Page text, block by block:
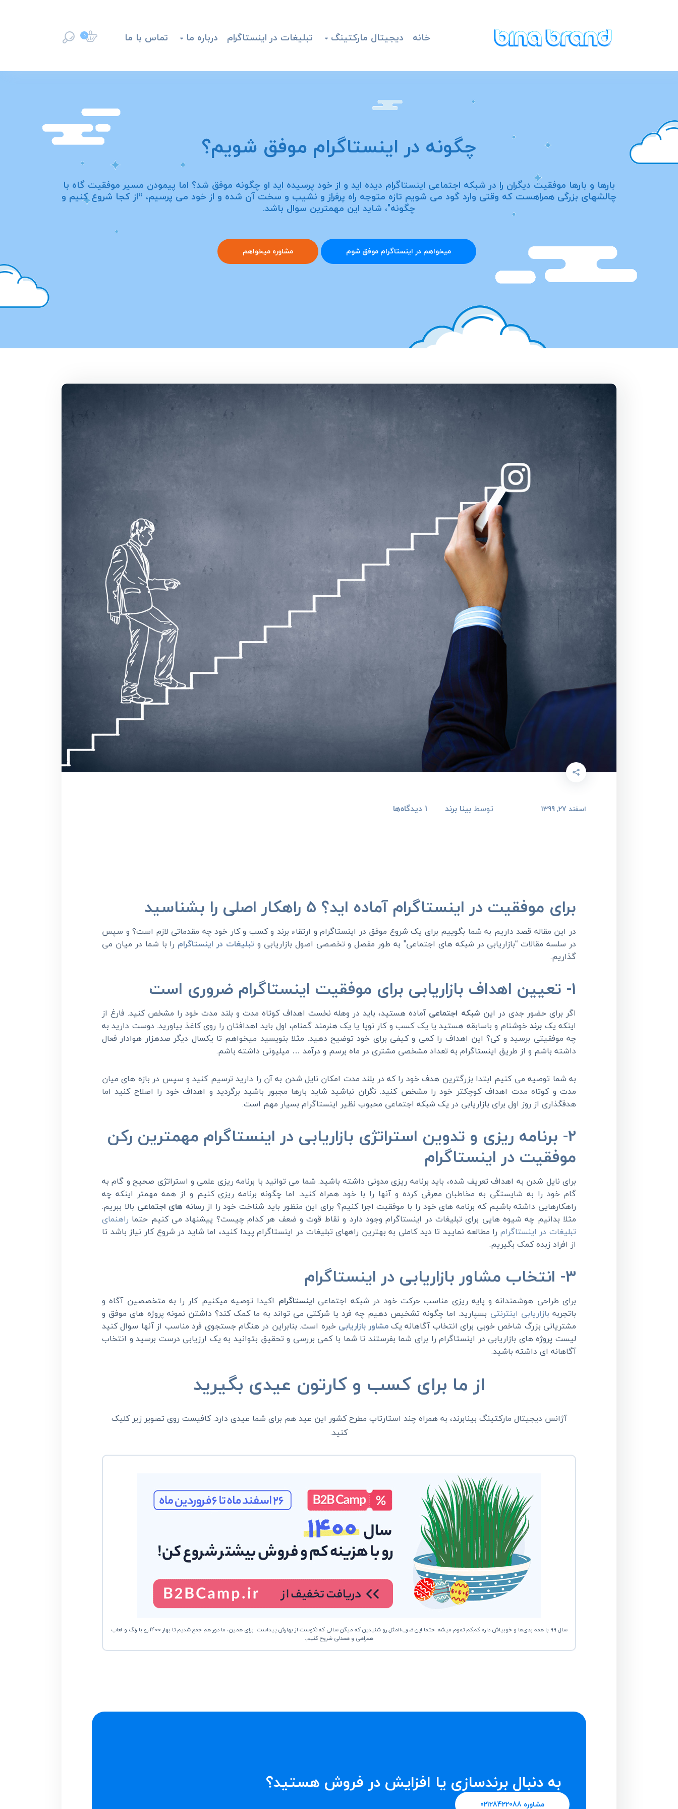
خانه دیجیتال مارکتینگ  تبلیغات در اینستاگرام درباره ما  تماس با ما 0
چگونه در اینستاگرام موفق شویم؟
بارها و بارها موفقیت دیگران را در شبکه اجتماعی اینستاگرام دیده اید و از خود پرسیده اید او چگونه موفق شد؟ اما پیمودن مسیر موفقیت گاه با
چالشهای بزرگی همراهست که وقتی وارد گود می شویم تازه متوجه راه پرفراز و نشیب و سخت آن شده و از خود می پرسیم، “از کجا شروع کنیم و
چگونه"، شاید این مهمترین سوال باشد.
میخواهم در اینستاگرام موفق شوم مشاوره میخواهم
اسفند 27, 1399 توسط بینا برند 1 دیدگاه‌ها
برای موفقیت در اینستاگرام آماده اید؟ 5 راهکار اصلی را بشناسید
در این مقاله قصد داریم به شما بگوییم برای یک شروع موفق در اینستاگرام و ارتقاء برند و کسب و کار خود چه مقدماتی لازم است؟ و سپس
در سلسه مقالات “بازاریابی در شبکه های اجتماعی" به طور مفصل و تخصصی اصول بازاریابی و تبلیغات در اینستاگرام را با شما در میان می
گذاریم.
1- تعیین اهداف بازاریابی برای موفقیت اینستاگرام ضروری است
اگر برای حضور جدی در این شبکه اجتماعی آماده هستید، باید در وهله نخست اهداف کوتاه مدت و بلند مدت خود را مشخص کنید. فارغ از
اینکه یک برندخوشنام و باسابقه هستید یا یک کسب و کار نوپا یا یک هنرمند گمنام، اول باید اهدافتان را روی کاغذ بیاورید. دوست دارید به
چه موفقیتی برسید و کی؟ این اهداف را کمی و کیفی برای خود توضیح دهید. مثلا بنویسید میخواهم تا یکسال دیگر صدهزار هوادار فعال
داشته باشم و از طریق اینستاگرام به تعداد مشخصی مشتری در ماه برسم و درآمد … میلیونی داشته باشم.
به شما توصیه می کنیم ابتدا بزرگترین هدف خود را که در بلند مدت امکان نایل شدن به آن را دارید ترسیم کنید و سپس در بازه های میان
مدت و کوتاه مدت اهداف کوچکتر خود را مشخص کنید. نگران نباشید شاید بارها مجبور باشید برگردید و اهداف خود را اصلاح کنید اما
هدفگذاری از روز اول برای بازاریابی در یک شبکه اجتماعی محبوب نظیر اینستاگرام بسیار مهم است.
2- برنامه ریزی و تدوین استراتژی بازاریابی در اینستاگرام مهمترین رکن
موفقیت در اینستاگرام
برای نایل شدن به اهداف تعریف شده، باید برنامه ریزی مدونی داشته باشید. شما می توانید با برنامه ریزی علمی و استراتژی صحیح و گام به
گام خود را به شایستگی به مخاطبان معرفی کرده و آنها را با خود همراه کنید. اما چگونه برنامه ریزی کنیم و از همه مهمتر اینکه چه
راهکارهایی داشته باشیم که برنامه های خود را با موفقیت اجرا کنیم؟ برای این منظور باید شناخت خود را از رسانه های اجتماعی بالا ببریم.
مثلا بدانیم چه شیوه هایی برای تبلیغات در اینستاگرام وجود دارد و نقاط قوت و ضعف هر کدام چیست؟ پیشنهاد می کنیم حتما راهنمای
تبلیغات در اینستاگرام را مطالعه نمایید تا دید کاملی به بهترین راههای تبلیغات در اینستاگرام پیدا کنید، اما شاید در شروع کار نیاز باشد تا
از افراد زبده کمک بگیریم.
3- انتخاب مشاور بازاریابی در اینستاگرام
برای طراحی هوشمندانه و پایه ریزی مناسب حرکت خود در شبکه اجتماعی اینستاگرام اکیدا توصیه میکنیم کار را به متخصصین آگاه و
باتجربه بازاریابی اینترنتی بسپارید. اما چگونه تشخیص دهیم چه فرد یا شرکتی می تواند به ما کمک کند؟ داشتن نمونه پروژه های موفق و
مشتریانی بزرگ شاخص خوبی برای انتخاب آگاهانه یکمشاور بازاریابی خبره است. بنابراین در هنگام جستجوی فرد مناسب از آنها سوال کنید
لیست پروژه های بازاریابی در اینستاگرام را برای شما بفرستند تا شما با کمی بررسی و تحقیق بتوانید به یک ارزیابی درست برسید و انتخاب
آگاهانه ای داشته باشید.
از ما برای کسب و کارتون عیدی بگیرید
آژانس دیجیتال مارکتینگ بینابرند، به همراه چند استارتاپ مطرح کشور این عید هم برای شما عیدی دارد. کافیست روی تصویر زیر کلیک
کنید.
سال ۹۹ با همه بدی‌ها و خوبیاش داره کم‌کم تموم میشه. حتما این ضرب‌المثل رو شنیدین که میگن سالی که نکوست از بهارش پیداست. برای همین، ما دور هم جمع شدیم تا بهار 1400 رو با رنگ و لعاب
همراهی و همدلی شروع کنیم.
به دنبال برندسازی یا افزایش در فروش هستید؟
مشاوره 02128422088